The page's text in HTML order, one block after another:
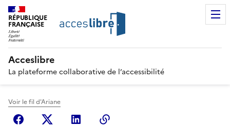
RÉPUBLIQUE
FRANÇAISE
Acceslibre
La plateforme collaborative de l’accessibilité
Voir le fil d'Ariane
FacebookX (anciennement Twitter)
Linkedin